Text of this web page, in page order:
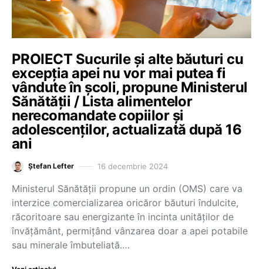
PROIECT Sucurile și alte băuturi cu
excepția apei nu vor mai putea fi
vândute în școli, propune Ministerul
Sănătății / Lista alimentelor
nerecomandate copiilor și
adolescenților, actualizată după 16
ani
Ștefan Lefter 16 decembrie 2024
Ministerul Sănătății propune un ordin (OMS) care va
interzice comercializarea oricăror băuturi îndulcite,
răcoritoare sau energizante în incinta unităților de
învățământ, permițând vânzarea doar a apei potabile
sau minerale îmbuteliată.…